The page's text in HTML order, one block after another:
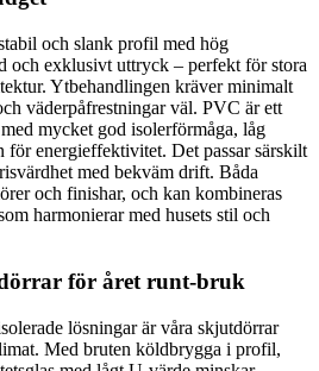
och slank profil med hög
och exklusivt uttryck – perfekt för stora
Ytbehandlingen kräver minimalt
väderpåfrestningar väl. PVC är ett
mycket god isolerförmåga, låg
för energieffektivitet. Det passar särskilt
med bekväm drift. Båda
och finishar, och kan kombineras
harmonierar med husets stil och
för året runt-bruk
lösningar är våra skjutdörrar
Med bruten köldbrygga i profil,